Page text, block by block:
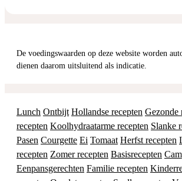
De voedingswaarden op deze website worden automatisch berekend en
dienen daarom uitsluitend als indicatie.
Lunch Ontbijt Hollandse recepten Gezonde
recepten Koolhydraatarme recepten Slanke
Pasen Courgette Ei Tomaat Herfst recepten
recepten Zomer recepten Basisrecepten
Eenpansgerechten Familie recepten